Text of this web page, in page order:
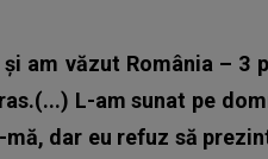
am văzut România – 3
L-am sunat pe
dar eu refuz să